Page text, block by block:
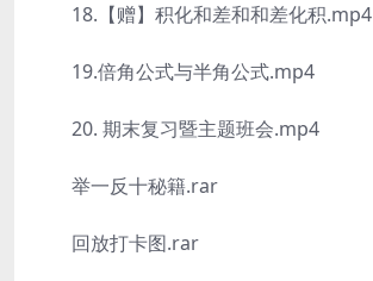
18.【赠】积化和差和和差化积.mp4
19.倍角公式与半角公式.mp4
20. 期末复习暨主题班会.mp4
举一反十秘籍.rar
回放打卡图.rar